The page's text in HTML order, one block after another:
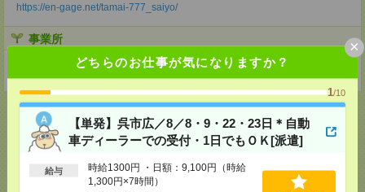
どちらのお仕事が気になりますか？
1/10
【単発】呉市広／8／8・9・22・23日＊自動
車ディーラーでの受付・1日でもＯＫ[派遣]
給与
時給1300円 ・日額：9,100円（時給
1,300円×7時間）
×
https://en-gage.net/tamai-777_saiyo/
事業所
高知県高知市知寄町２丁目２番７号